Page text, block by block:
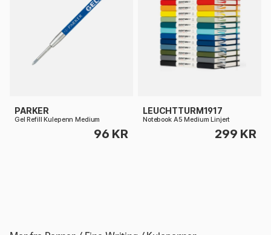
PARKER
Gel Refill Kulepenn Medium
96 KR
LEUCHTTURM1917
Notebook A5 Medium Linjert
299 KR